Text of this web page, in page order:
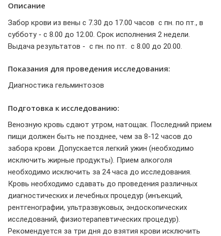
Описание
Забор крови из вены с 7.30 до 17.00 часов с пн. по пт., в
субботу - с 8.00 до 12.00. Срок исполнения 2 недели.
Выдача результатов - с пн. по пт. с 8.00 до 20.00.
Показания для проведения исследования:
Диагностика гельминтозов
Подготовка к исследованию:
Венозную кровь сдают утром, натощак. Последний прием
пищи должен быть не позднее, чем за 8-12 часов до
забора крови. Допускается легкий ужин (необходимо
исключить жирные продукты). Прием алкоголя
необходимо исключить за 24 часа до исследования.
Кровь необходимо сдавать до проведения различных
диагностических и лечебных процедур (инъекций,
рентгенографии, ультразвуковых, эндоскопических
исследований, физиотерапевтических процедур).
Рекомендуется за три дня до взятия крови исключить